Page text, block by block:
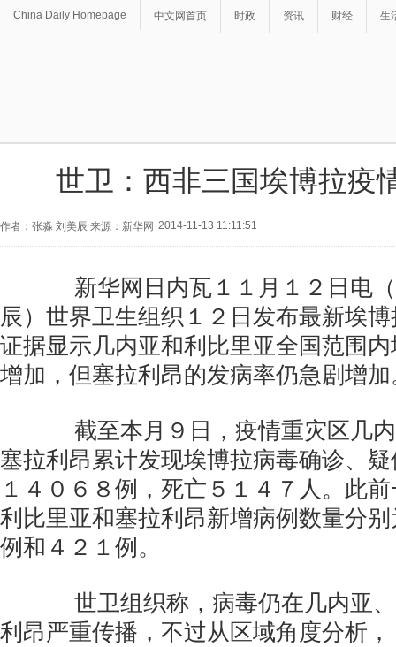
China Daily Homepage 中文网首页 时政 资讯 财经 生
世卫：西非三国埃博拉疫
作者：张淼 刘美辰 来源：新华网 2014-11-13 11:11:51
新华网日内瓦１１月１２日电（
辰）世界卫生组织１２日发布最新埃
证据显示几内亚和利比里亚全国范围
增加，但塞拉利昂的发病率仍急剧增加
截至本月９日，疫情重灾区几内
塞拉利昂累计发现埃博拉病毒确诊、
１４０６８例，死亡５１４７人。此
利比里亚和塞拉利昂新增病例数量分
例和４２１例。
世卫组织称，病毒仍在几内亚、
利昂严重传播，不过从区域角度分析